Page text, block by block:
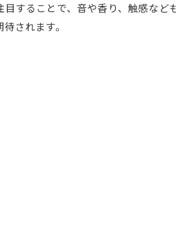
することで、音や香り、触感な
されます。